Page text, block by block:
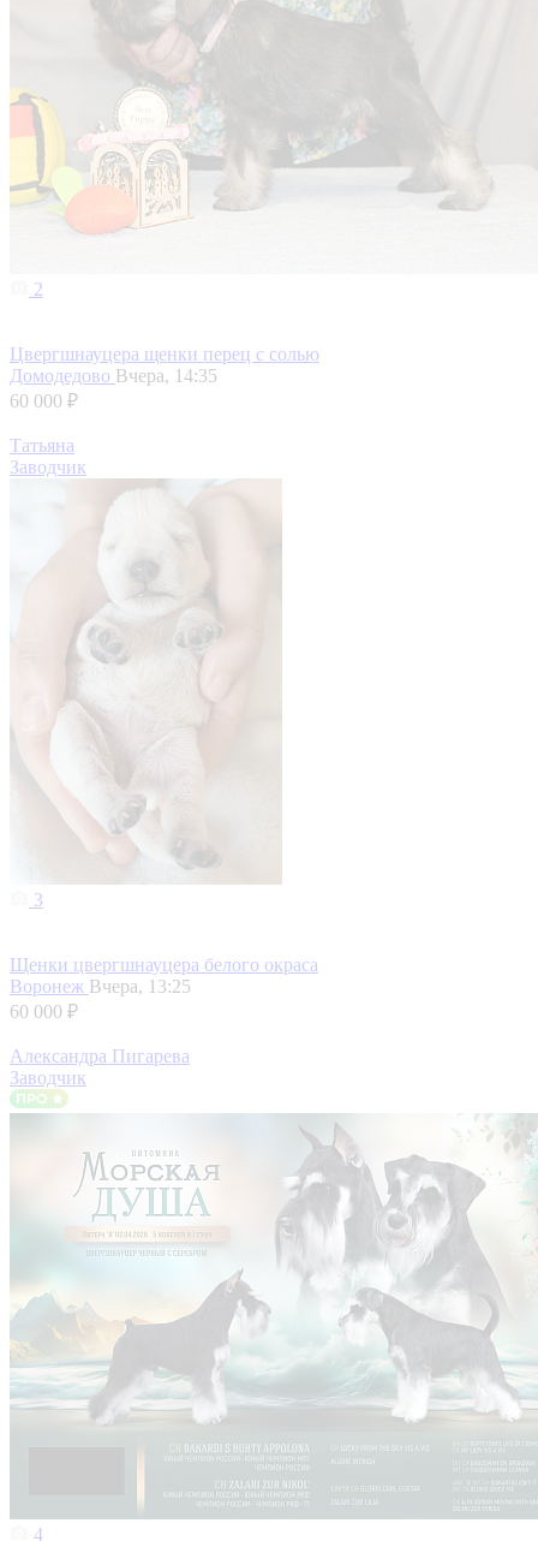
2
Цвергшнауцера щенки перец с солью
Домодедово Вчера, 14:35
60 000 ₽
Татьяна
Заводчик
3
Щенки цвергшнауцера белого окраса
Воронеж Вчера, 13:25
60 000 ₽
Александра Пигарева
Заводчик
4